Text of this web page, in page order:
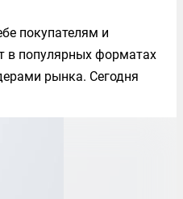
покупателям и
в популярных форматах
рынка. Сегодня